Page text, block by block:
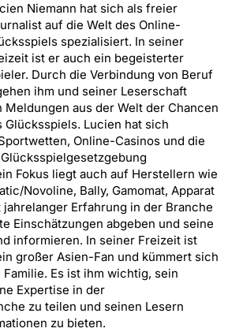
Niemann hat sich als freier
auf die Welt des Online-
spezialisiert. In seiner
ist er auch ein begeisterter
Durch die Verbindung von Beruf
ihm und seiner Leserschaft
aus der Welt der Chancen
Glücksspiels. Lucien hat sich
Online-Casinos und die
Fokus liegt auch auf Herstellern wie
Novoline, Bally, Gamomat, Apparat
jahrelanger Erfahrung in der Branche
Einschätzungen abgeben und seine
informieren. In seiner Freizeit ist
großer Asien-Fan und kümmert sich
Es ist ihm wichtig, sein
Expertise in der
zu teilen und seinen Lesern
zu bieten.